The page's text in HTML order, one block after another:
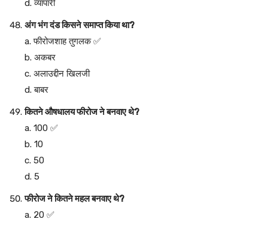
d. व्यापारी
अंग भंग दंड किसने समाप्त किया था?
a. फीरोजशाह तुगलक ✅
b. अकबर
c. अलाउद्दीन खिलजी
d. बाबर
कितने औषधालय फीरोज ने बनवाए थे?
a. 100 ✅
b. 10
c. 50
d. 5
फीरोज ने कितने महल बनवाए थे?
a. 20 ✅